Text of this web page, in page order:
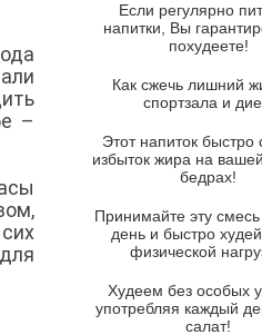
–
Парижский луковый
Суп из спаржи и
Суп-крем из цветной
Французский луковый
Суп из баклажанов с
Грибной крем-суп с
козьим сыром
Суп мисо с зеленым
тофу
Если регулярно
напитки, Вы
похудеете!
Как сжечь лишний
спортзала и
Этот напиток быстро
избыток жира на
бедрах!
Принимайте эту
день и быстро
физической
Худеем без особых
употребляя каждый
салат!